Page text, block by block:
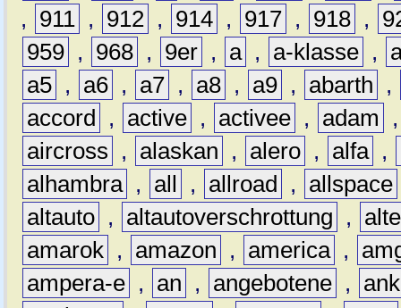
,
911 , 912 , 914 , 917 , 918 ,
959 , 968 , 9er , a , a-klasse ,
a5 , a6 , a7 , a8 , a9 , abarth
,
accord
, active , activee , adam
aircross
, alaskan , alero , alfa ,
alhambra , all , allroad , allspace
altauto , altautoverschrottung ,
amarok , amazon , america ,
ampera-e , an , angebotene ,